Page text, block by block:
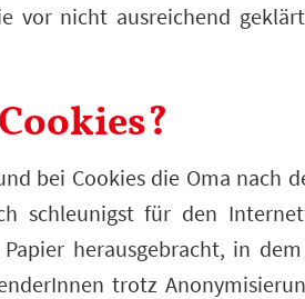
vor nicht ausreichend
bei Cookies die Oma nach
schleunigst für den
herausgebracht, in
trotz